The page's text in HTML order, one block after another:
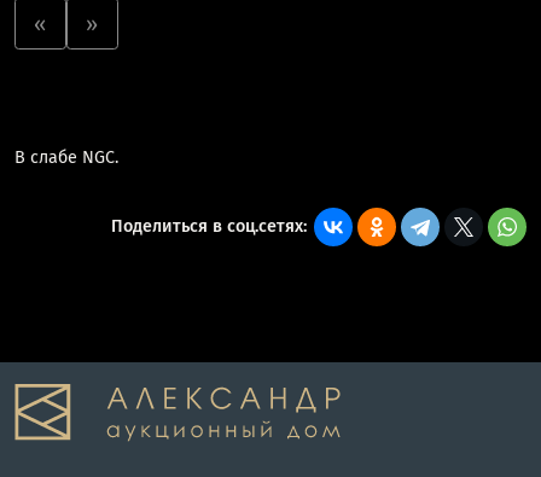
« »
В слабе NGC.
Поделиться в соц.сетях: